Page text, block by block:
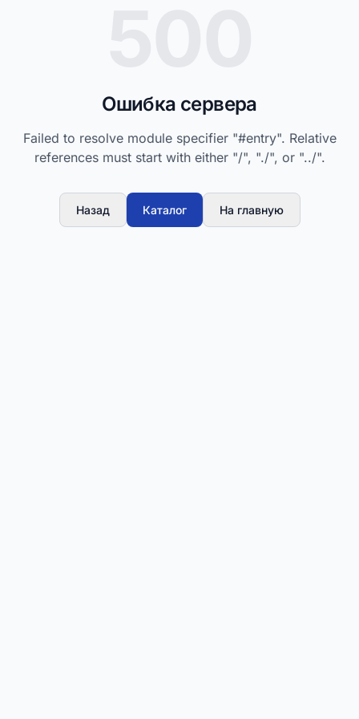
Ошибка сервера
Failed to resolve module specifier "#entry". Relative
references must start with either "/", "./", or "../".
Назад Каталог На главную